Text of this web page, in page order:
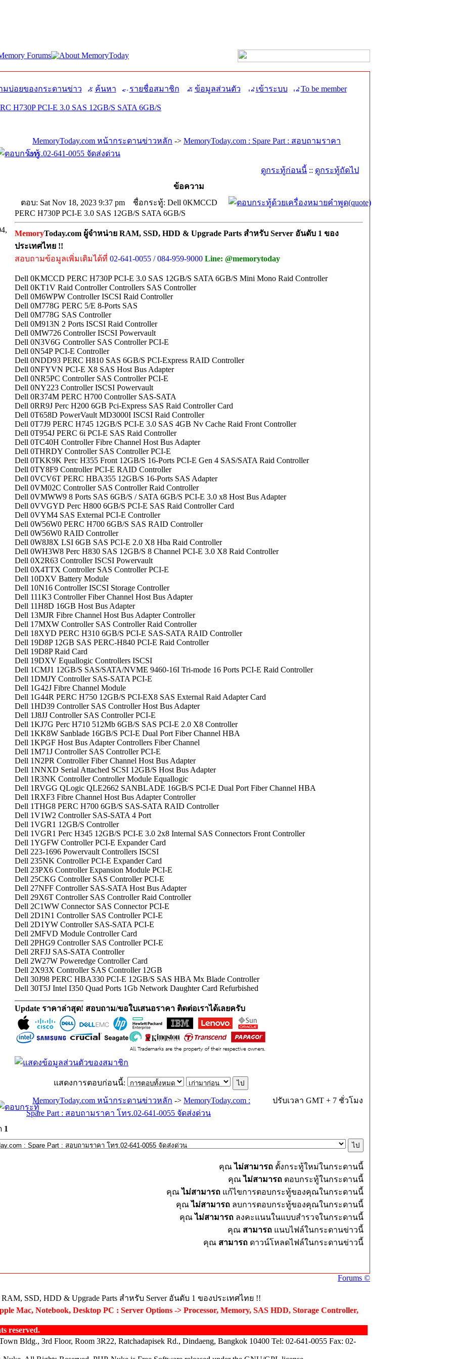
มบ่อยของกระดานข่าว ค้นหา รายชื่อสมาชิก ข้อมูลส่วนตัว เข้าระบบ To be member
H730P PCI-E 3.0 SAS 12GB/S SATA 6GB/S
MemoryToday.com หน้ากระดานข่าวหลัก -> MemoryToday.com : Spare Part : สอบถามราคา
โทร.02-641-0055 จัดส่งด่วน
ดูกระทู้ก่อนนี้ :: ดูกระทู้ถัดไป
ข้อความ
ตอบ: Sat Nov 18, 2023 9:37 pm
ชื่อกระทู้: Dell 0KMCCD
PERC H730P PCI-E 3.0 SAS 12GB/S SATA 6GB/S
MemoryToday.com ผู้จำหน่าย RAM, SSD, HDD & Upgrade Parts สำหรับ Server อันดับ 1 ของ
ประเทศไทย !!
สอบถามข้อมูลเพิ่มเติมได้ที่ 02-641-0055 / 084-959-9000 Line: @memorytoday
Dell 0KMCCD PERC H730P PCI-E 3.0 SAS 12GB/S SATA 6GB/S Mini Mono Raid Controller
Dell 0KT1V Raid Controller Controllers SAS Controller
Dell 0M6WPW Controller ISCSI Raid Controller
Dell 0M778G PERC 5/E 8-Ports SAS
Dell 0M778G SAS Controller
Dell 0M913N 2 Ports ISCSI Raid Controller
Dell 0MW726 Controller ISCSI Powervault
Dell 0N3V6G Controller SAS Controller PCI-E
Dell 0N54P PCI-E Controller
Dell 0NDD93 PERC H810 SAS 6GB/S PCI-Express RAID Controller
Dell 0NFYVN PCI-E X8 SAS Host Bus Adapter
Dell 0NR5PC Controller SAS Controller PCI-E
Dell 0NY223 Controller ISCSI Powervault
Dell 0R374M PERC H700 Controller SAS-SATA
Dell 0RR9J Perc H200 6GB Pci-Express SAS Raid Controller Card
Dell 0T658D PowerVault MD3000I ISCSI Raid Controller
Dell 0T7J9 PERC H745 12GB/S PCI-E 3.0 SAS 4GB Nv Cache Raid Front Controller
Dell 0T954J PERC 6i PCI-E SAS Raid Controller
Dell 0TC40H Controller Fibre Channel Host Bus Adapter
Dell 0THRDY Controller SAS Controller PCI-E
Dell 0TKK9K Perc H355 Front 12GB/S 16-Ports PCI-E Gen 4 SAS/SATA Raid Controller
Dell 0TY8F9 Controller PCI-E RAID Controller
Dell 0VCV6T PERC HBA355 12GB/S 16-Ports SAS Adapter
Dell 0VM02C Controller SAS Controller Raid Controller
Dell 0VMWW9 8 Ports SAS 6GB/S / SATA 6GB/S PCI-E 3.0 x8 Host Bus Adapter
Dell 0VVGYD Perc H800 6GB/S PCI-E SAS Raid Controller Card
Dell 0VYM4 SAS External PCI-E Controller
Dell 0W56W0 PERC H700 6GB/S SAS RAID Controller
Dell 0W56W0 RAID Controller
Dell 0W8J8X LSI 6GB SAS PCI-E 2.0 X8 Hba Raid Controller
Dell 0WH3W8 Perc H830 SAS 12GB/S 8 Channel PCI-E 3.0 X8 Raid Controller
Dell 0X2R63 Controller ISCSI Powervault
Dell 0X4TTX Controller SAS Controller PCI-E
Dell 10DXV Battery Module
Dell 10N16 Controller ISCSI Storage Controller
Dell 111K3 Controller Fiber Channel Host Bus Adapter
Dell 11H8D 16GB Host Bus Adapter
Dell 13MJR Fibre Channel Host Bus Adapter Controller
Dell 17MXW Controller SAS Controller Raid Controller
Dell 18XYD PERC H310 6GB/S PCI-E SAS-SATA RAID Controller
Dell 19D8P 12GB SAS PERC-H840 PCI-E Raid Controller
Dell 19D8P Raid Card
Dell 19DXV Equallogic Controllers ISCSI
Dell 1CMJ1 12GB/S SAS/SATA/NVME 9460-16I Tri-mode 16 Ports PCI-E Raid Controller
Dell 1DMJY Controller SAS-SATA PCI-E
Dell 1G42J Fibre Channel Module
Dell 1G44R PERC H750 12GB/S PCI-EX8 SAS External Raid Adapter Card
Dell 1HD39 Controller SAS Controller Host Bus Adapter
Dell 1J8JJ Controller SAS Controller PCI-E
Dell 1KJ7G Perc H710 512Mb 6GB/S SAS PCI-E 2.0 X8 Controller
Dell 1KK8W Sanblade 16GB/S PCI-E Dual Port Fiber Channel HBA
Dell 1KPGF Host Bus Adapter Controllers Fiber Channel
Dell 1M71J Controller SAS Controller PCI-E
Dell 1N2PR Controller Fiber Channel Host Bus Adapter
Dell 1NNXD Serial Attached SCSI 12GB/S Host Bus Adapter
Dell 1R3NK Controller Controller Module Equallogic
Dell 1RVGG QLogic QLE2662 SANBLADE 16GB/S PCI-E Dual Port Fiber Channel HBA
Dell 1RXF3 Fibre Channel Host Bus Adapter Controller
Dell 1THG8 PERC H700 6GB/S SAS-SATA RAID Controller
Dell 1V1W2 Controller SAS-SATA 4 Port
Dell 1VGR1 12GB/S Controller
Dell 1VGR1 Perc H345 12GB/S PCI-E 3.0 2x8 Internal SAS Connectors Front Controller
Dell 1YGFW Controller PCI-E Expander Card
Dell 223-1696 Powervault Controllers ISCSI
Dell 235NK Controller PCI-E Expander Card
Dell 23PX6 Controller Expansion Module PCI-E
Dell 25CKG Controller SAS Controller PCI-E
Dell 27NFF Controller SAS-SATA Host Bus Adapter
Dell 29X6T Controller SAS Controller Raid Controller
Dell 2C1WW Connector SAS Connector PCI-E
Dell 2D1N1 Controller SAS Controller PCI-E
Dell 2D1YW Controller SAS-SATA PCI-E
Dell 2MFVD Module Controller Card
Dell 2PHG9 Controller SAS Controller PCI-E
Dell 2RFJJ SAS-SATA Controller
Dell 2W27W Poweredge Controller Card
Dell 2X93X Controller SAS Controller 12GB
Dell 30J98 PERC HBA330 PCI-E 12GB/S SAS HBA Mx Blade Controller
Dell 30T5J Intel I350 Quad Ports 1Gb Network Daughter Card Refurbished
Update ราคาล่าสุด! สอบถาม/ขอใบเสนอราคา ติดต่อเราได้เลยครับ
แสดงการตอบก่อนนี้:
MemoryToday.com หน้ากระดานข่าวหลัก -> MemoryToday.com :
Spare Part : สอบถามราคา โทร.02-641-0055 จัดส่งด่วน
ปรับเวลา GMT + 7 ชั่วโมง
1
คุณไม่สามารถ ตั้งกระทู้ใหม่ในกระดานนี้
คุณไม่สามารถ ตอบกระทู้ในกระดานนี้
คุณไม่สามารถ แก้ไขการตอบกระทู้ของคุณในกระดานนี้
คุณไม่สามารถ ลบการตอบกระทู้ของคุณในกระดานนี้
คุณไม่สามารถ ลงคะแนนในแบบสำรวจในกระดานนี้
คุณ สามารถ แนบไฟล์ในกระดานข่าวนี้
คุณ สามารถ ดาวน์โหลดไฟล์ในกระดานข่าวนี้
Forums ©
SSD, HDD & Upgrade Parts สำหรับ Server อันดับ 1 ของประเทศไทย !!
Mac, Notebook, Desktop PC : Server Options -> Processor, Memory, SAS HDD, Storage Controller,
reserved.
Bldg., 3rd Floor, Room 3R22, Ratchadapisek Rd., Dindaeng, Bangkok 10400 Tel: 02-641-0055 Fax: 02-